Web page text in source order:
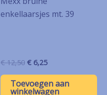
enkellaarsjes mt. 39
€12,50 Oorspronkelijke
was:
€ 12,50.
€ 6,25Huidige
is:
€ 6,25.
Toevoegen aan
winkelwagen